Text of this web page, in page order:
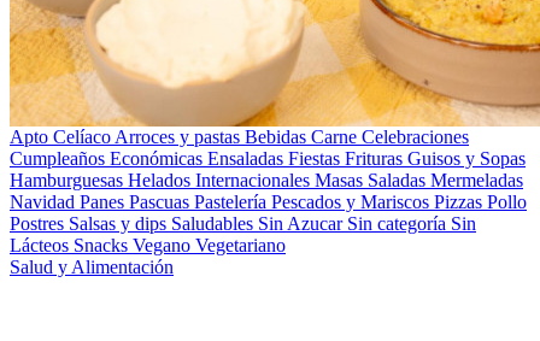
Apto Celíaco Arroces y pastas Bebidas Carne Celebraciones
Cumpleaños Económicas Ensaladas Fiestas Frituras Guisos y Sopas
Hamburguesas Helados Internacionales Masas Saladas Mermeladas
Navidad Panes Pascuas Pastelería Pescados y Mariscos Pizzas Pollo
Postres Salsas y dips Saludables Sin Azucar Sin categoría Sin
Lácteos Snacks Vegano Vegetariano
Salud y Alimentación